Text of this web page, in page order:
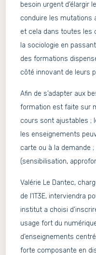
besoin urgent d’élargir
conduire les mutations
et cela dans toutes les
la sociologie en
des formations
côté innovant de leurs
Afin de s’adapter aux
formation est faite sur
cours sont ajustables ;
les enseignements
carte ou à la demande
(sensibilisation,
Valérie Le Dantec,
de l’IT3E, interviendra
institut a choisi
usage fort du
d’enseignements
forte composante en